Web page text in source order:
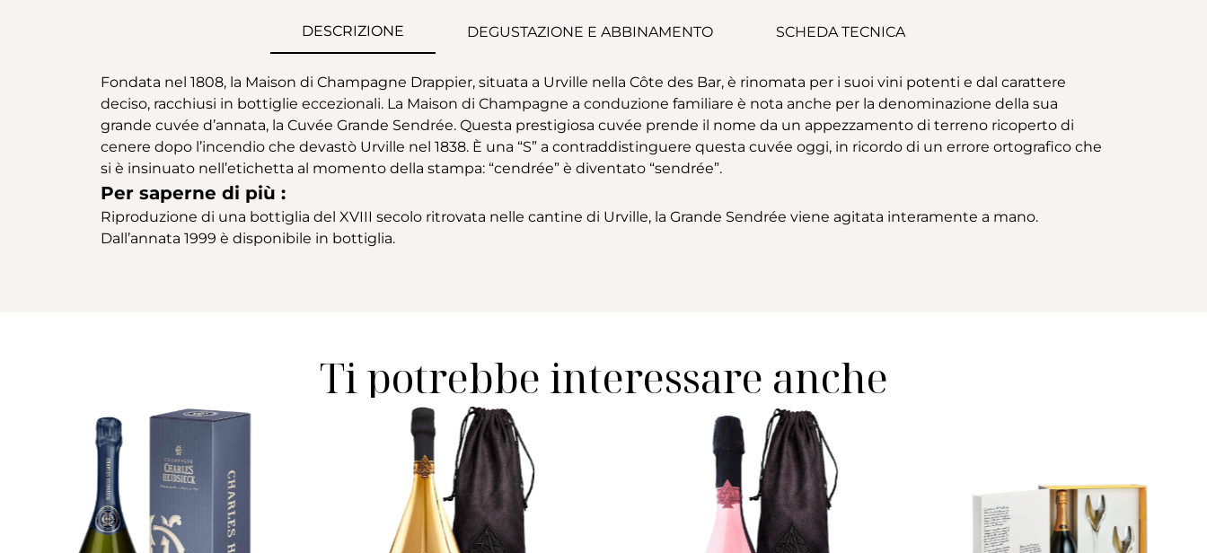
DESCRIZIONE DEGUSTAZIONE E ABBINAMENTO SCHEDA TECNICA
Fondata nel 1808, la Maison di Champagne Drappier, situata a Urville nella Côte des Bar, è rinomata per i suoi vini potenti e dal carattere
deciso, racchiusi in bottiglie eccezionali. La Maison di Champagne a conduzione familiare è nota anche per la denominazione della sua
grande cuvée d’annata, la Cuvée Grande Sendrée. Questa prestigiosa cuvée prende il nome da un appezzamento di terreno ricoperto di
cenere dopo l’incendio che devastò Urville nel 1838. È una “S” a contraddistinguere questa cuvée oggi, in ricordo di un errore ortografico che
si è insinuato nell’etichetta al momento della stampa: “cendrée” è diventato “sendrée”.
Per saperne di più :
Riproduzione di una bottiglia del XVIII secolo ritrovata nelle cantine di Urville, la Grande Sendrée viene agitata interamente a mano.
Dall’annata 1999 è disponibile in bottiglia.
Ti potrebbe interessare anche